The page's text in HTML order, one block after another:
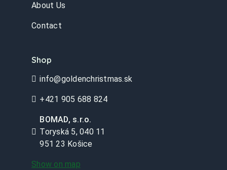
About Us
Contact
Shop
info@goldenchristmas.sk
+421 905 688 824
BOMAD, s.r.o.
Toryská 5, 040 11
951 23 Košice
Show on map